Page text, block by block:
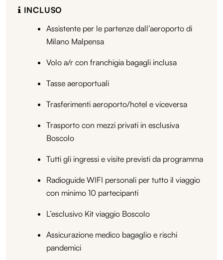
INCLUSO
Assistente per le partenze dall’aeroporto di
Milano Malpensa
Volo a/r con franchigia bagagli inclusa
Tasse aeroportuali
Trasferimenti aeroporto/hotel e viceversa
Trasporto con mezzi privati in esclusiva
Boscolo
Tutti gli ingressi e visite previsti da programma
Radioguide WIFI personali per tutto il viaggio
con minimo 10 partecipanti
L’esclusivo Kit viaggio Boscolo
Assicurazione medico bagaglio e rischi
pandemici